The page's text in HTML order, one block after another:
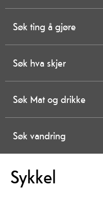
Søk ting å gjøre
Søk hva skjer
Søk Mat og drikke
Søk vandring
Sykkel